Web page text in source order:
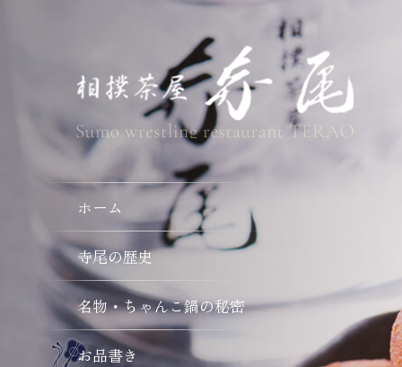
ホーム
寺尾の歴史
名物・ちゃんこ鍋の秘密
お品書き